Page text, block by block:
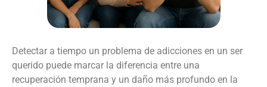
Detectar a tiempo un problema de adicciones en un ser
querido puede marcar la diferencia entre una
recuperación temprana y un daño más profundo en la